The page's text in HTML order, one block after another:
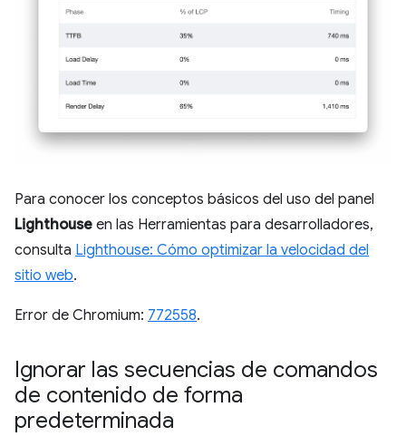
Para conocer los conceptos básicos del uso del panel
Lighthouse en las Herramientas para desarrolladores,
consulta Lighthouse: Cómo optimizar la velocidad del
sitio web.
Error de Chromium: 772558.
Ignorar las secuencias de comandos
de contenido de forma
predeterminada